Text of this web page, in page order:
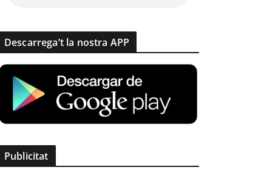
Descarrega’t la nostra APP
Publicitat